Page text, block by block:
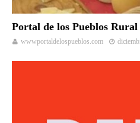
Portal de los Pueblos Rural
wwwportaldelospueblos.com